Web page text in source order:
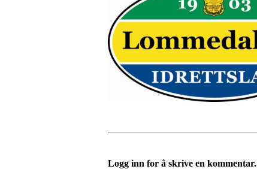
Logg inn for å skrive en kommentar.